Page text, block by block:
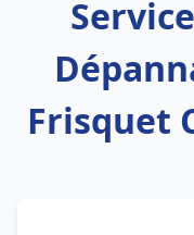
Frisquet